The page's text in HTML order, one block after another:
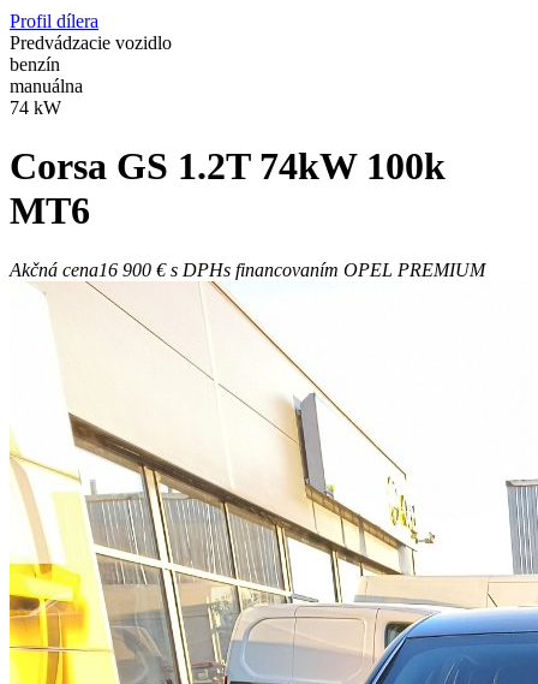
Profil dílera
Predvádzacie vozidlo
benzín
manuálna
74 kW
Corsa GS 1.2T 74kW 100k
MT6
Akčná cena16 900 €s DPHs financovaním OPEL PREMIUM